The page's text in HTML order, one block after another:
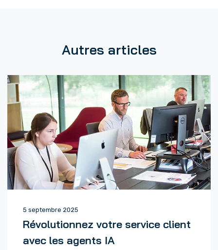
i
l
*
Autres articles
5 septembre 2025
Révolutionnez votre service client
avec les agents IA